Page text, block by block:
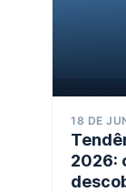
18 DE
2026: